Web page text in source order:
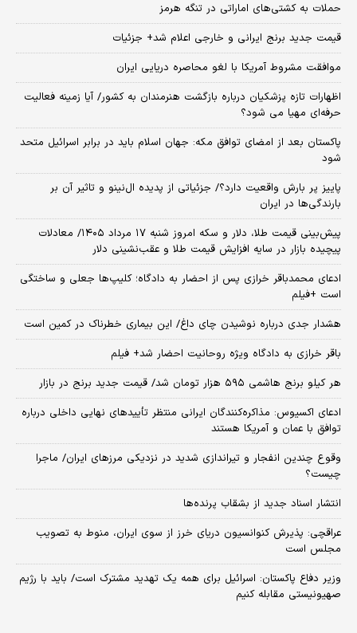
حملات به کشتی‌های اماراتی در تنگه هرمز
قیمت جدید برنج ایرانی و خارجی اعلام شد+ جزئیات
موافقت مشروط آمریکا با لغو محاصره دریایی ایران
اظهارات تازه پزشکیان درباره بازگشت هنرمندان به کشور/ آیا زمینه فعالیت
حرفه‌ای مهیا می شود؟
پاکستان بعد از امضای توافق مکه: جهان اسلام باید در برابر اسرائیل متحد
شود
پاییز پر بارش واقعیت دارد؟/ جزئیاتی از پدیده ال‌نینو و تاثیر آن بر
بارندگی‌ها در ایران
پیش‌بینی قیمت طلا، دلار و سکه امروز شنبه ۱۷ مرداد ۱۴۰۵/ معادلات
پیچیده بازار در سایه افزایش قیمت طلا و عقب‌نشینی دلار
ادعای محمدباقر خرازی پس از احضار به دادگاه؛ کلیپ‌ها جعلی و ساختگی
است +فیلم
هشدار جدی درباره نوشیدن چای داغ/ این بیماری خطرناک در کمین است
باقر خرازی به دادگاه ویژه روحانیت احضار شد+ فیلم
هر کیلو برنج هاشمی ۵۹۵ هزار تومان شد/ قیمت جدید برنج در بازار
ادعای اکسیوس: مذاکره‌کنندگان ایرانی منتظر تأییدهای نهایی داخلی درباره
توافق با عمان و آمریکا هستند
وقوع چندین انفجار و تیراندازی شدید در نزدیکی مرز‌های ایران/ ماجرا
چیست؟
انتشار اسناد جدید از بشقاب پرنده‌ها
عراقچی: پذیرش کنوانسیون دریای خرز از سوی ایران، منوط به تصویب
مجلس است
وزیر دفاع پاکستان: اسرائیل برای همه یک تهدید مشترک است/ باید با رژیم
صهیونیستی مقابله کنیم